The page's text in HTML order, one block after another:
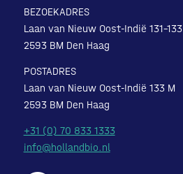
BEZOEKADRES
Laan van Nieuw Oost-Indië 131-133
2593 BM Den Haag
POSTADRES
Laan van Nieuw Oost-Indië 133 M
2593 BM Den Haag
+31 (0) 70 833 1333
info@hollandbio.nl